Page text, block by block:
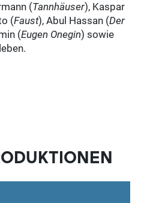
(Tannhäuser), Kaspar
(Faust), Abul Hassan (Der
(Eugen Onegin) sowie